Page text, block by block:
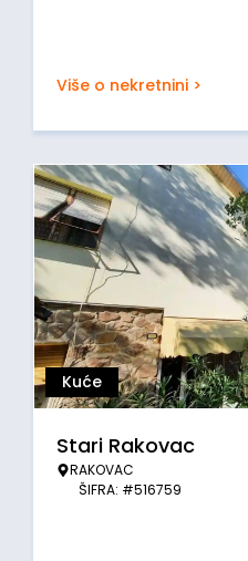
Više o nekretnini >
Kuće
Stari Rakovac
RAKOVAC
ŠIFRA: #516759